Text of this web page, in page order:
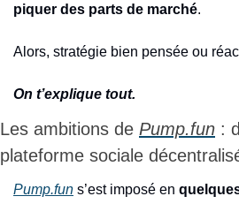
piquer des parts de marché.
Alors, stratégie bien pensée ou
On t’explique tout.
Les ambitions de Pump.fun :
plateforme sociale
Pump.fun s’est imposé en